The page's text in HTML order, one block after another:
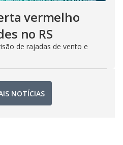
vermelho
no RS
de rajadas de vento e
NOTÍCIAS